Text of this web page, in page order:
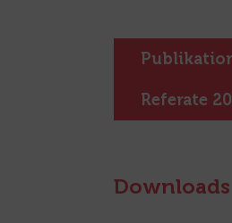
Referate
Downloads